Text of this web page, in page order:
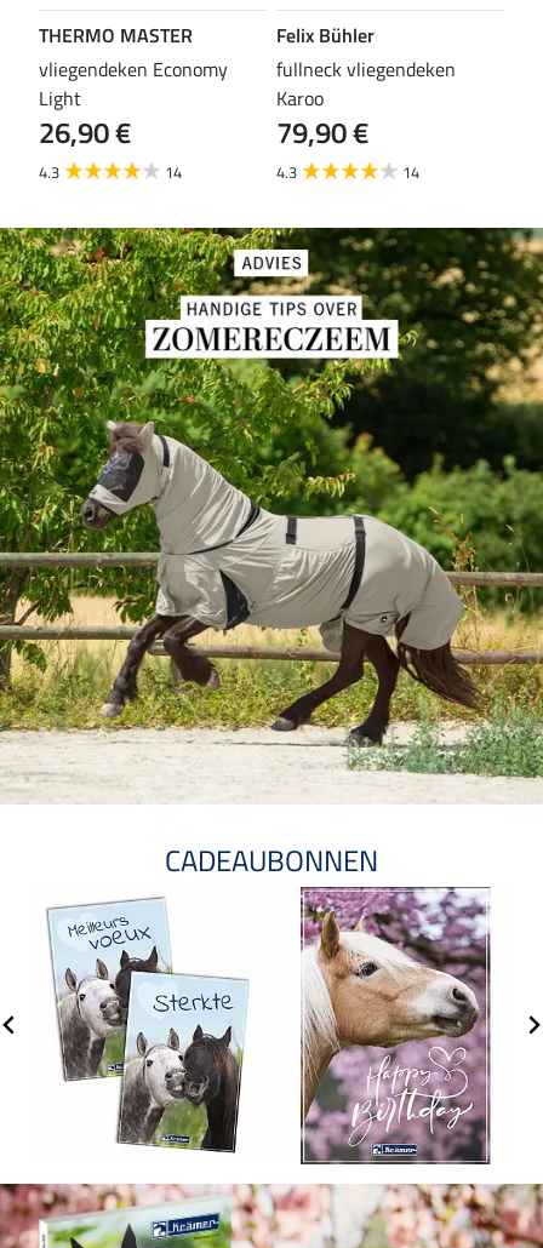
THERMO MASTER
vliegendeken Economy
Light
26,90 €
4.3 14
Felix Bühler
fullneck vliegendeken
Karoo
79,90 €
4.3 14
CADEAUBONNEN